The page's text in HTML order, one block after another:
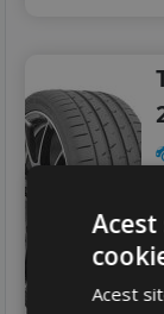
Acest